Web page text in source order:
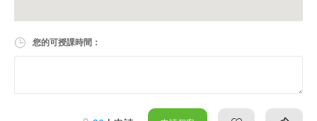
您的可授課時間：